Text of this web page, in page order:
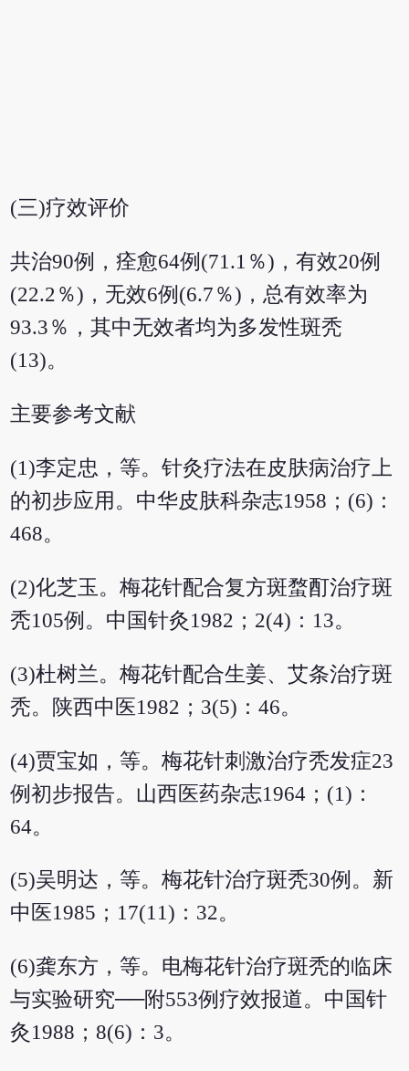
(三)疗效评价
共治90例，痊愈64例(71.1％)，有效20例
(22.2％)，无效6例(6.7％)，总有效率为
93.3％，其中无效者均为多发性斑秃
(13)。
主要参考文献
(1)李定忠，等。针灸疗法在皮肤病治疗上
的初步应用。中华皮肤科杂志1958；(6)：
468。
(2)化芝玉。梅花针配合复方斑蝥酊治疗斑
秃105例。中国针灸1982；2(4)：13。
(3)杜树兰。梅花针配合生姜、艾条治疗斑
秃。陕西中医1982；3(5)：46。
(4)贾宝如，等。梅花针刺激治疗秃发症23
例初步报告。山西医药杂志1964；(1)：
64。
(5)吴明达，等。梅花针治疗斑秃30例。新
中医1985；17(11)：32。
(6)龚东方，等。电梅花针治疗斑秃的临床
与实验研究──附553例疗效报道。中国针
灸1988；8(6)：3。